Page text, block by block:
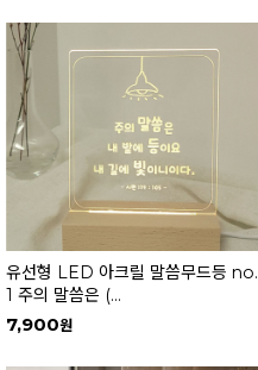
유선형 LED 아크릴 말씀무드등 no.
1 주의 말씀은 (...
7,900